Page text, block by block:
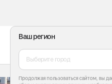
Ваш регион
Выберите город
Продолжая пользоваться сайтом, вы